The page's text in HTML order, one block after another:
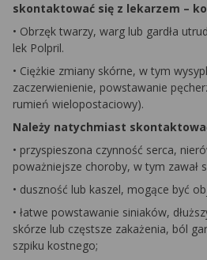
skontaktować się z lekarzem –
• Obrzęk twarzy, warg lub gardła
lek Polpril.
• Ciężkie zmiany skórne, w tym
zaczerwienienie, powstawanie
rumień wielopostaciowy).
Należy natychmiast
• przyspieszona czynność serca,
poważniejsze choroby, w tym zawał
• duszność lub kaszel, mogące być
• łatwe powstawanie siniaków,
skórze lub częstsze zakażenia, ból
szpiku kostnego;